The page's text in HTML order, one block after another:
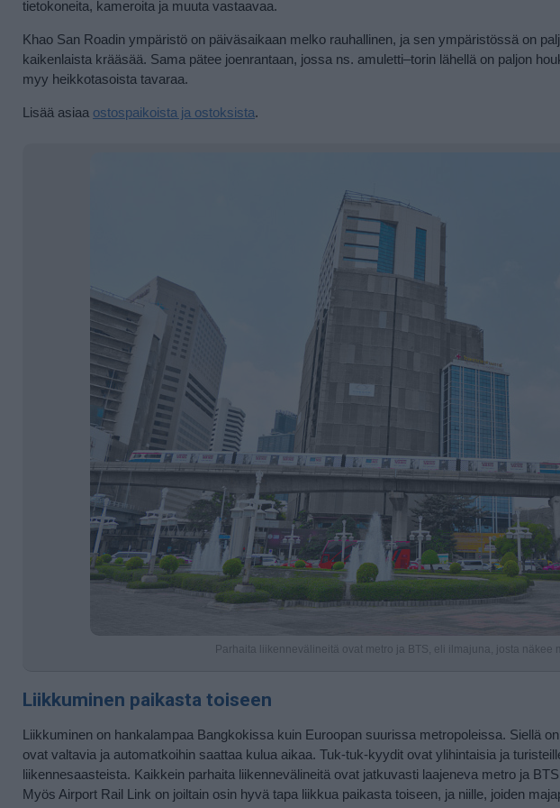
tietokoneita, kameroita ja muuta vastaavaa.
Khao San Roadin ympäristö on päiväsaikaan melko rauhallinen, ja sen ympäristössä on
kaikenlaista krääsää. Sama pätee joenrantaan, jossa ns. amuletti–torin lähellä on paljon
myy heikkotasoista tavaraa.
Lisää asiaa ostospaikoista ja ostoksista.
Parhaita liikennevälineitä ovat metro ja BTS, eli ilmajuna, josta näkee
Liikkuminen paikasta toiseen
Liikkuminen on hankalampaa Bangkokissa kuin Euroopan suurissa metropoleissa. Siellä
ovat valtavia ja automatkoihin saattaa kulua aikaa. Tuk-tuk-kyydit ovat ylihintaisia ja
liikennesaasteista. Kaikkein parhaita liikennevälineitä ovat jatkuvasti laajeneva metro ja
Myös Airport Rail Link on joiltain osin hyvä tapa liikkua paikasta toiseen, ja niille, joiden